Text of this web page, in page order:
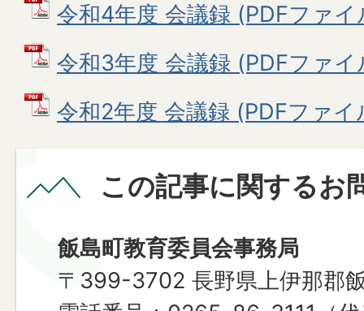
令和4年度 会議録 (PDFファ
令和3年度 会議録 (PDFファイ
令和2年度 会議録 (PDFファイ
この記事に関するお
飯島町教育委員会事務局
〒399-3702 長野県上伊那郡